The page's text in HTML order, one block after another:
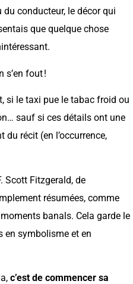
du conducteur, le décor qui
que quelque chose
s’en fout !
si le taxi pue le tabac froid ou
sauf si ces détails ont une
récit (en l’occurrence,
Scott Fitzgerald, de
résumées, comme
banals. Cela garde le
en symbolisme et en
c’est de commencer sa